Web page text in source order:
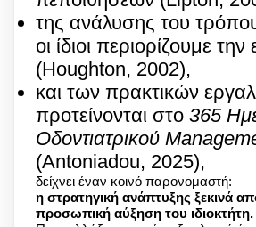
της ανάλυσης του
οι ίδιοι περιορίζουμε την
(Houghton, 2002),
και των πρακτικών
προτείνονται στο 365
Οδοντιατρικού
(Antoniadou, 2025),
δείχνει έναν κοινό παρονομαστή:
η στρατηγική ανάπτυξης ξεκινά
προσωπική αύξηση του ιδιοκτήτη.